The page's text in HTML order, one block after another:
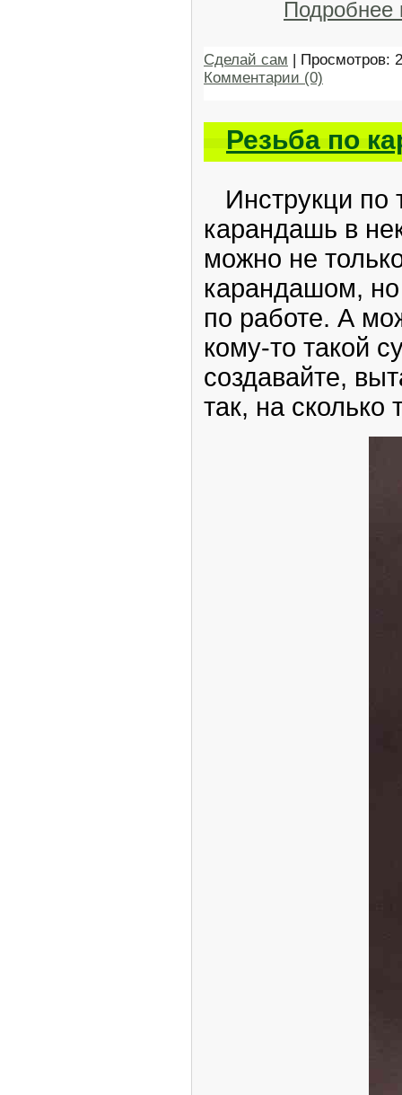
Подробнее
Сделай сам | Просмотров:
Комментарии (0)
Резьба по
Инструкци по
карандашь в
можно не
карандашом, но
по работе. А
кому-то такой
создавайте,
так, на сколько